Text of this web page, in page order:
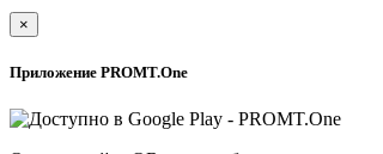
×
Приложение PROMT.One